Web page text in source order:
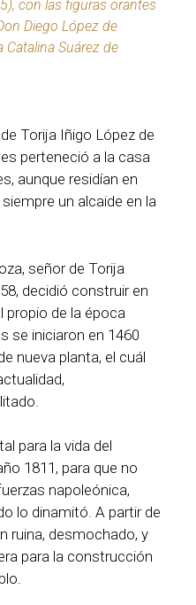
con las figuras orantes
Diego López de
Suárez de
Torija Iñigo López de
perteneció a la casa
aunque residían en
un alcaide en la
señor de Torija
decidió construir en
propio de la época
se iniciaron en 1460
nueva planta, el cuál
para la vida del
1811, para que no
napoleónica,
lo dinamitó. A partir de
ruina, desmochado, y
para la construcción